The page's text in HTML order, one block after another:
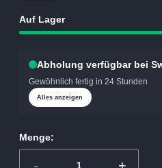
Auf Lager
Abholung verfügbar bei
Gewöhnlich fertig in 24 Stunden
Alles anzeigen
Menge:
- +